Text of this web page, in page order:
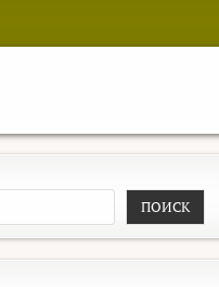
ПОИСК